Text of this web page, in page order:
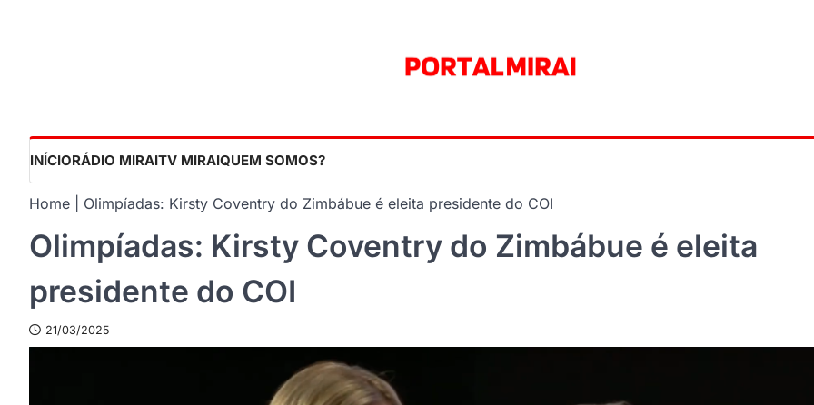
INÍCIORÁDIO MIRAITV MIRAIQUEM SOMOS?
Home Olimpíadas: Kirsty Coventry do Zimbábue é eleita presidente do COI
Olimpíadas: Kirsty Coventry do Zimbábue é eleita
presidente do COI
21/03/2025